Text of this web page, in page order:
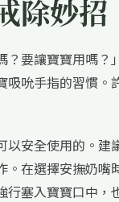
除妙招
要讓寶寶用嗎？
吮手指的習慣。
安全使用的。建
在選擇安撫奶嘴
塞入寶寶口中，